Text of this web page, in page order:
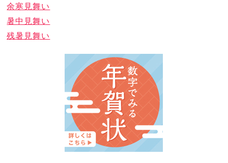
余寒見舞い
暑中見舞い
残暑見舞い